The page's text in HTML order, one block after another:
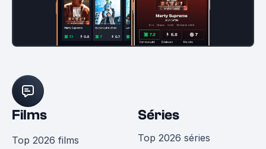
Films
Top 2026 films
Séries
Top 2026 séries